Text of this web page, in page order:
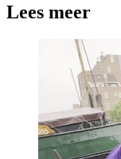
Lees meer